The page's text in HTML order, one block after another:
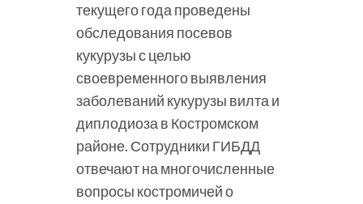
текущего года проведены
обследования посевов
кукурузы с целью
своевременного выявления
заболеваний кукурузы вилта и
диплодиоза в Костромском
районе. Сотрудники ГИБДД
отвечают на многочисленные
вопросы костромичей о